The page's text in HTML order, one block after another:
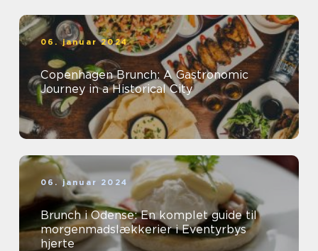
06. januar 2024
Copenhagen Brunch: A Gastronomic
Journey in a Historical City
06. januar 2024
Brunch i Odense: En komplet guide til
morgenmadslækkerier i Eventyrbys
hjerte